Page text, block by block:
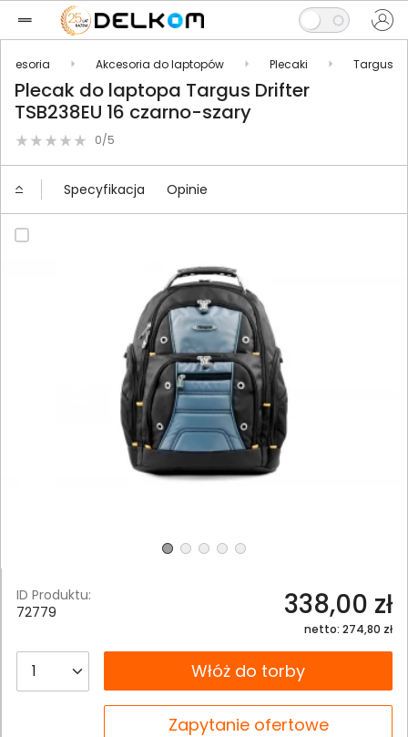
Akcesoria do laptopów Plecaki Targus
Plecak do laptopa Targus Drifter
TSB238EU 16 czarno-szary
0/5
Specyfikacja Opinie
ID Produktu:
72779
338,00 zł
netto: 274,80 zł
__B2C.PRODUCT.QUANTITYWłóż do torby
Zapytanie ofertowe